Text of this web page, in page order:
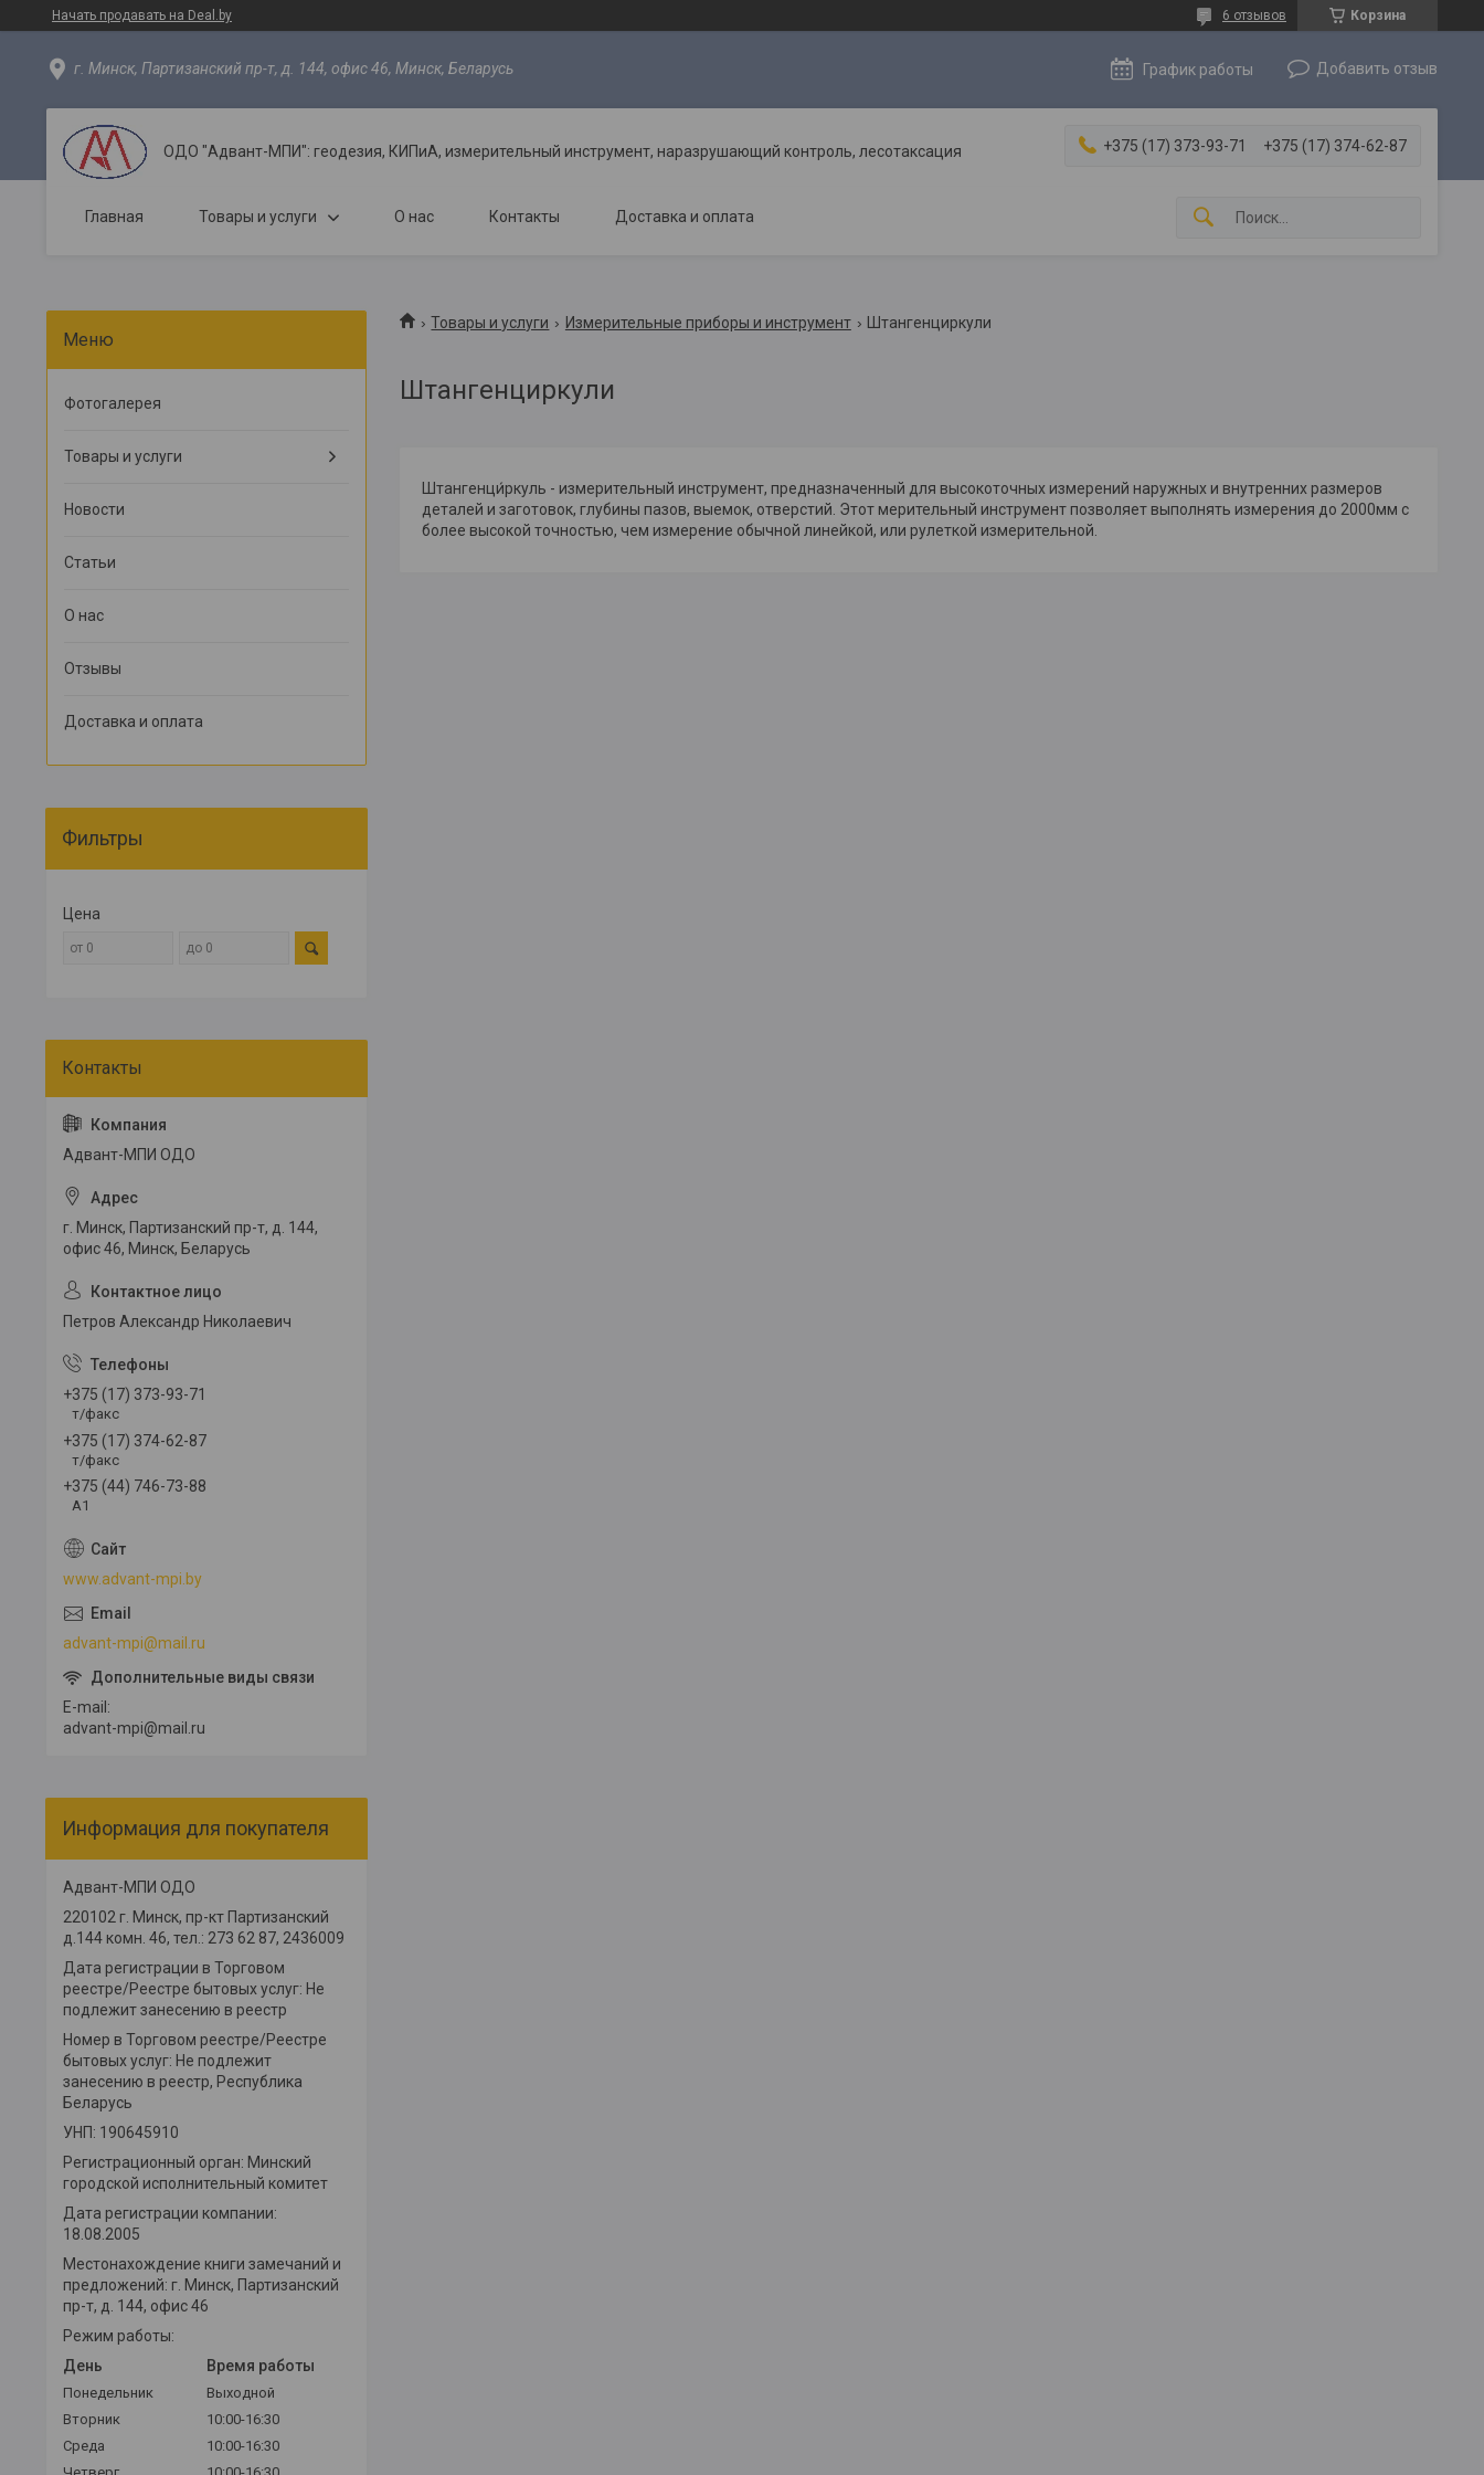
Начать продавать на Deal.by Корзина
6 отзывов
г. Минск, Партизанский пр-т, д. 144, офис 46, Минск, Беларусь График работы Добавить отзыв
ОДО "Адвант-МПИ": геодезия, КИПиА, измерительный инструмент, наразрушающий контроль, лесотаксация +375 (17) 373-93-71 +375 (17) 374-62-87
Главная Товары и услуги О нас Контакты Доставка и оплата
Товары и услуги Измерительные приборы и инструмент Штангенциркули
Штангенциркули
Штангенци́ркуль - измерительный инструмент, предназначенный для высокоточных измерений наружных и внутренних размеров
деталей и заготовок, глубины пазов, выемок, отверстий. Этот мерительный инструмент позволяет выполнять измерения до 2000мм с
более высокой точностью, чем измерение обычной линейкой, или рулеткой измерительной.
Фотогалерея
Товары и услуги
Новости
Статьи
О нас
Отзывы
Доставка и оплата
Фильтры
Цена
Адвант-МПИ ОДО
г. Минск, Партизанский пр-т, д. 144,
офис 46, Минск, Беларусь
Петров Александр Николаевич
+375 (17) 373-93-71
т/факс
+375 (17) 374-62-87
т/факс
+375 (44) 746-73-88
А1
www.advant-mpi.by
advant-mpi@mail.ru
E-mail
advant-mpi@mail.ru
Информация для покупателя
Адвант-МПИ ОДО
220102 г. Минск, пр-кт Партизанский
д.144 комн. 46, тел.: 273 62 87, 2436009
Дата регистрации в Торговом
реестре/Реестре бытовых услуг: Не
подлежит занесению в реестр
Номер в Торговом реестре/Реестре
бытовых услуг: Не подлежит
занесению в реестр, Республика
Беларусь
УНП: 190645910
Регистрационный орган: Минский
городской исполнительный комитет
Дата регистрации компании:
18.08.2005
Местонахождение книги замечаний и
предложений: г. Минск, Партизанский
пр-т, д. 144, офис 46
Режим работы:
День
Время работы
Понедельник
Выходной
Вторник
10:00-16:30
Среда
10:00-16:30